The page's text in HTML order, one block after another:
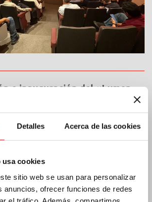
Detalles Acerca de las cookies
usa cookies
sitio web se usan para personalizar
anuncios, ofrecer funciones de redes
e inauguración del «Lumen